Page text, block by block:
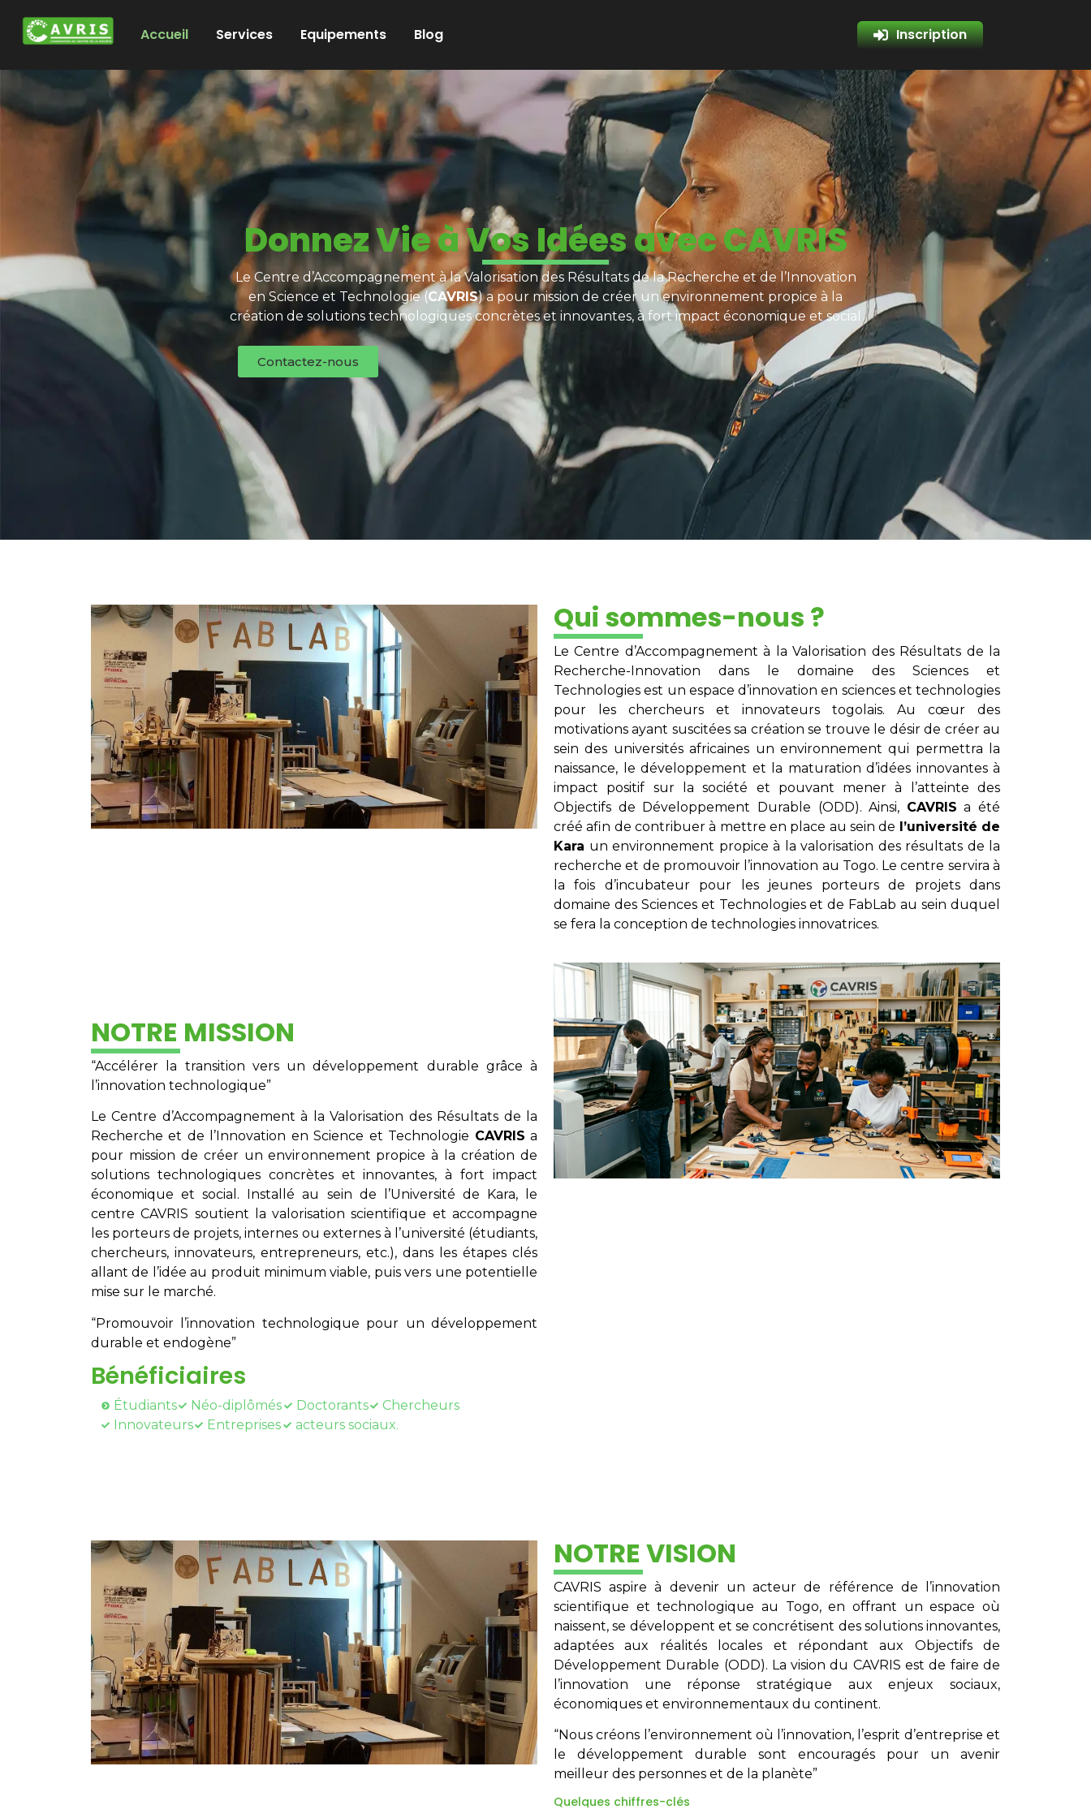
Accueil Services Equipements Blog Inscription
Donnez Vie à Vos Idées avec CAVRIS
Le Centre d’Accompagnement à la Valorisation des Résultats de la Recherche et de l’Innovation
en Science et Technologie (CAVRIS) a pour mission de créer un environnement propice à la
création de solutions technologiques concrètes et innovantes, à fort impact économique et social
Contactez-nous
Qui sommes-nous ?
Le Centre d’Accompagnement à la Valorisation des Résultats de la
Recherche-Innovation dans le domaine des Sciences et
Technologies est un espace d’innovation en sciences et technologies
pour les chercheurs et innovateurs togolais. Au cœur des
motivations ayant suscitées sa création se trouve le désir de créer au
sein des universités africaines un environnement qui permettra la
naissance, le développement et la maturation d’idées innovantes à
impact positif sur la société et pouvant mener à l’atteinte des
Objectifs de Développement Durable (ODD). Ainsi, CAVRIS a été
créé afin de contribuer à mettre en place au sein de
l’université de
Kara un environnement propice à la valorisation des résultats de la
recherche et de promouvoir l’innovation au Togo. Le centre servira à
la fois d’incubateur pour les jeunes porteurs de projets dans
domaine des Sciences et Technologies et de FabLab au sein duquel
se fera la conception de technologies innovatrices.
NOTRE MISSION
“Accélérer la transition vers un développement durable grâce à
l’innovation technologique”
Le Centre d’Accompagnement à la Valorisation des Résultats de la
Recherche et de l’Innovation en Science et Technologie CAVRIS a
pour mission de créer un environnement propice à la création de
solutions technologiques concrètes et innovantes, à fort impact
économique et social. Installé au sein de l’Université de Kara, le
centre CAVRIS soutient la valorisation scientifique et accompagne
les porteurs de projets, internes ou externes à l’université (étudiants,
chercheurs, innovateurs, entrepreneurs, etc.), dans les étapes clés
allant de l’idée au produit minimum viable, puis vers une potentielle
mise sur le marché.
“Promouvoir l’innovation technologique pour un développement
durable et endogène”
Bénéficiaires
Étudiants Néo-diplômés Doctorants
Chercheurs
Innovateurs
Entreprises acteurs sociaux.
NOTRE VISION
CAVRIS aspire à devenir un acteur de référence de l’innovation
scientifique et technologique au Togo, en offrant un espace où
naissent, se développent et se concrétisent des solutions innovantes,
adaptées aux réalités locales et répondant aux Objectifs de
Développement Durable (ODD). La vision du CAVRIS est de faire de
l’innovation une réponse stratégique aux enjeux sociaux,
économiques et environnementaux du continent.
“Nous créons l’environnement où l’innovation, l’esprit d’entreprise et
le développement durable sont encouragés pour un avenir
meilleur des personnes et de la planète”
Quelques chiffres-clés